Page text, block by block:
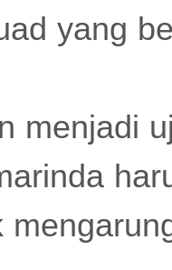
yang
menjadi